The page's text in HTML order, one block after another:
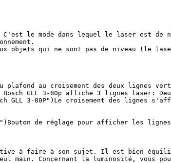
C'est le mode dans lequel le laser est
objets qui ne sont pas de niveau (le
au croisement des deux lignes
GLL 3-80p affiche 3 lignes laser:
GLL 3-80P")Le croisement des lignes
de réglage pour afficher les
à faire à son sujet. Il est bien
Concernant la luminosité, vous